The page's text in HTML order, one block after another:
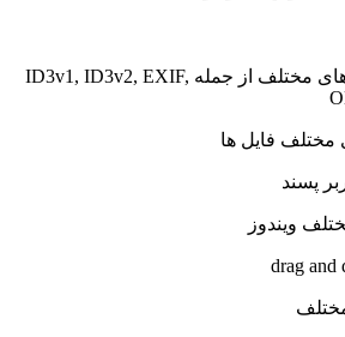
- امکان ویرایش متا دیتاهای مختلف از جمله ID3v1, ID3v2, EXIF,
مختلف فایل ها
پسند
ویندوز